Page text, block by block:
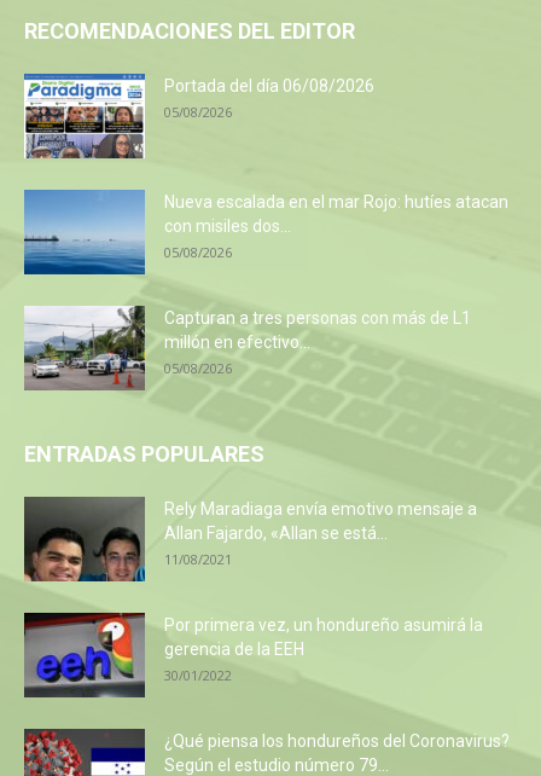
RECOMENDACIONES DEL EDITOR
Portada del día 06/08/2026
05/08/2026
Nueva escalada en el mar Rojo: hutíes atacan
con misiles dos...
05/08/2026
Capturan a tres personas con más de L1
millón en efectivo...
05/08/2026
ENTRADAS POPULARES
Rely Maradiaga envía emotivo mensaje a
Allan Fajardo, «Allan se está...
11/08/2021
Por primera vez, un hondureño asumirá la
gerencia de la EEH
30/01/2022
¿Qué piensa los hondureños del Coronavirus?
Según el estudio número 79...